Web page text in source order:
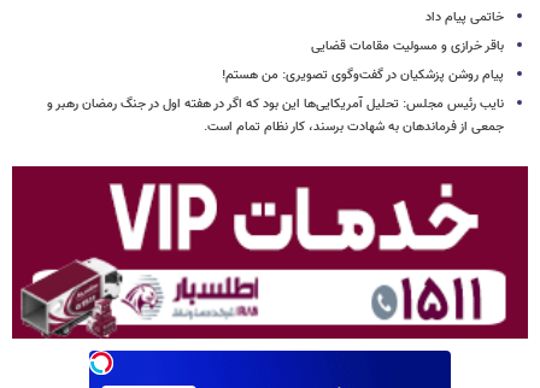
خاتمی پیام داد
باقر خرازی و مسولیت مقامات قضایی
پیام روشن پزشکیان در گفت‌وگوی تصویری: من هستم!
نایب رئیس مجلس: تحلیل آمریکایی‌ها این بود که اگر در هفته اول در جنگ رمضان رهبر و
جمعی از فرماندهان به شهادت برسند، کار نظام تمام است.